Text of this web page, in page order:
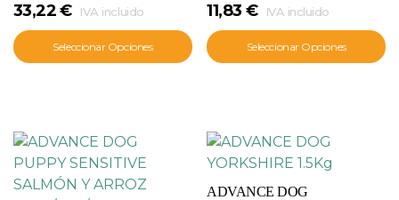
33,22€ IVA incluido
Seleccionar Opciones
11,83 € IVA incluido
Seleccionar Opciones
ADVANCE DOG